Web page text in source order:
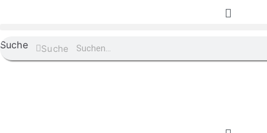
Suche Suche